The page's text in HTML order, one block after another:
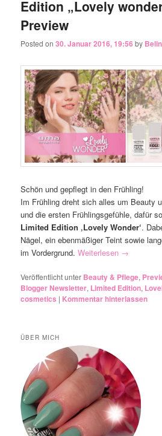
Edition „Lovely
Preview
Posted on30. Januar 2016, 19:56 by
Schön und gepflegt in den Frühling!
Im Frühling dreht sich alles um Beauty
und die ersten Frühlingsgefühle, dafür
Limited Edition ‚Lovely Wonder‘.
Nägel, ein ebenmäßiger Teint sowie
im Vordergrund.Weiterlesen →
Veröffentlicht unter Beauty & Pflege,
Blogger Newsletter, Limited Edition,
cosmetics | Kommentar hinterlassen
ÜBER MICH